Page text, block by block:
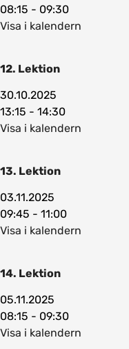
08:15 - 09:30
Visa i kalendern
12. Lektion
30.10.2025
13:15 - 14:30
Visa i kalendern
13. Lektion
03.11.2025
09:45 - 11:00
Visa i kalendern
14. Lektion
05.11.2025
08:15 - 09:30
Visa i kalendern